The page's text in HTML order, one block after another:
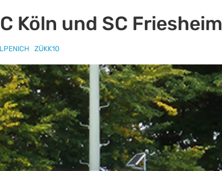
Köln und SC Friesheim
ZÜKK10